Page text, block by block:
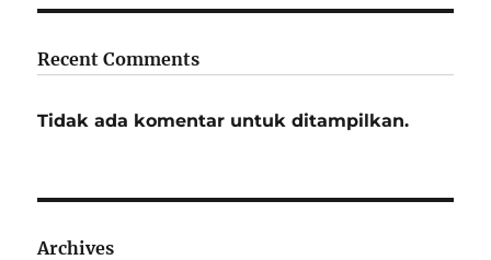
Recent Comments
Tidak ada komentar untuk ditampilkan.
Archives